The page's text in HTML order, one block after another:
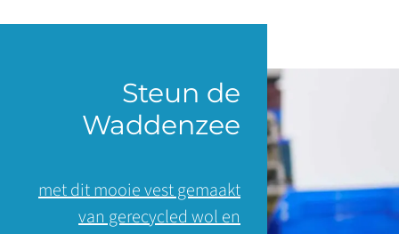
Steun de
Waddenzee
met dit mooie vest gemaakt
van gerecycled wol en